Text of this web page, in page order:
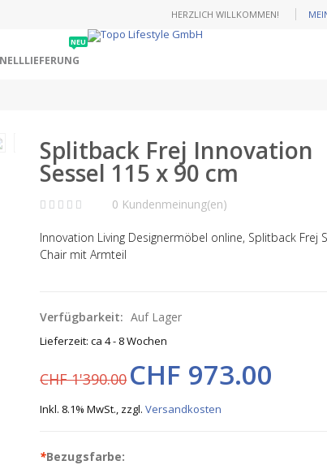
HERZLICH WILLKOMMEN!
NEU
Splitback Frej Innovation
Sessel 115 x 90 cm
0 Kundenmeinung(en)
Innovation Living Designermöbel online, Splitback Frej
Chair mit Armteil
Verfügbarkeit: Auf Lager
Lieferzeit: ca 4 - 8 Wochen
CHF 1'390.00CHF 973.00
Inkl. 8.1% MwSt., zzgl.Versandkosten
*Bezugsfarbe: